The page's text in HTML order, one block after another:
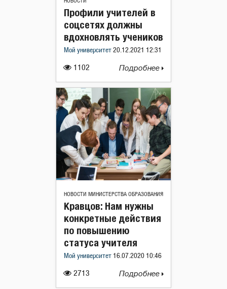
1102
Профили учителей в
соцсетях должны
вдохновлять учеников
Мой университет 20.12.2021 12:31
Подробнее
НОВОСТИ МИНИСТЕРСТВА ОБРАЗОВАНИЯ
2713
Кравцов: Нам нужны
конкретные действия
по повышению
статуса учителя
Мой университет 16.07.2020 10:46
Подробнее